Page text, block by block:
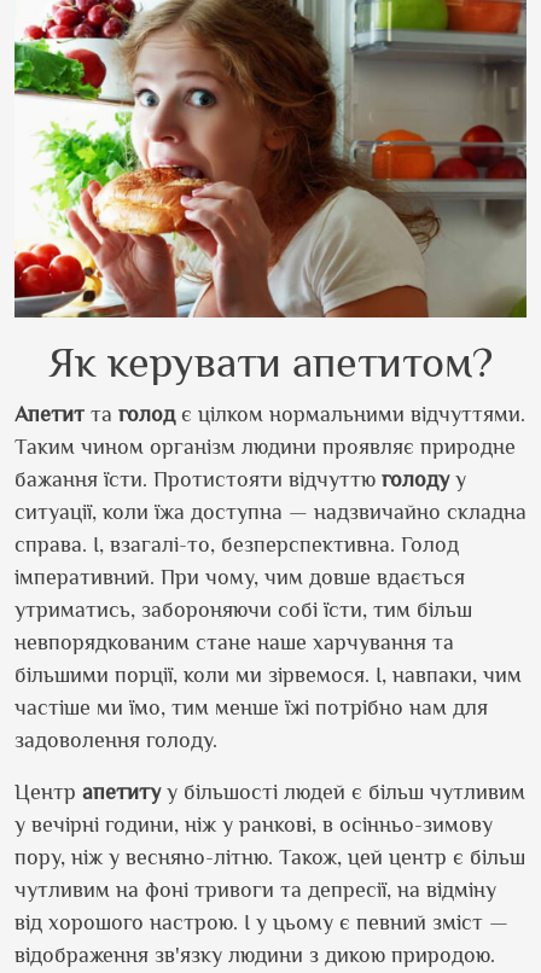
Як керувати апетитом?
Апетит та голод є цілком нормальними відчуттями.
Таким чином організм людини проявляє природне
бажання їсти. Протистояти відчуттю голоду у
ситуації, коли їжа доступна — надзвичайно складна
справа. І, взагалі-то, безперспективна. Голод
імперативний. При чому, чим довше вдається
утриматись, забороняючи собі їсти, тим більш
невпорядкованим стане наше харчування та
більшими порції, коли ми зірвемося. І, навпаки, чим
частіше ми їмо, тим менше їжі потрібно нам для
задоволення голоду.
Центр апетиту у більшості людей є більш чутливим
у вечірні години, ніж у ранкові, в осінньо-зимову
пору, ніж у весняно-літню. Також, цей центр є більш
чутливим на фоні тривоги та депресії, на відміну
від хорошого настрою. І у цьому є певний зміст —
відображення зв'язку людини з дикою природою.